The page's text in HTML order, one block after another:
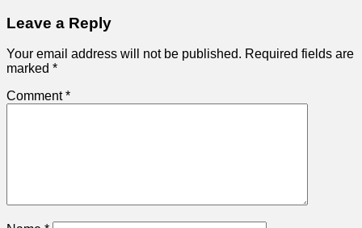
Leave a Reply
Your email address will not be published. Required fields are
marked *
Comment*